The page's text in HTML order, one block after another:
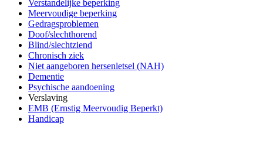
Verstandelijke beperking
Meervoudige beperking
Gedragsproblemen
Doof/slechthorend
Blind/slechtziend
Chronisch ziek
Niet aangeboren hersenletsel (NAH)
Dementie
Psychische aandoening
Verslaving
EMB (Ernstig Meervoudig Beperkt)
Handicap